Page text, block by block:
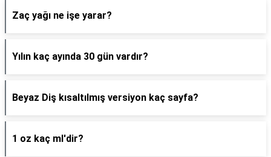
Zaç yağı ne işe yarar?
Yılın kaç ayında 30 gün vardır?
Beyaz Diş kısaltılmış versiyon kaç sayfa?
1 oz kaç ml'dir?